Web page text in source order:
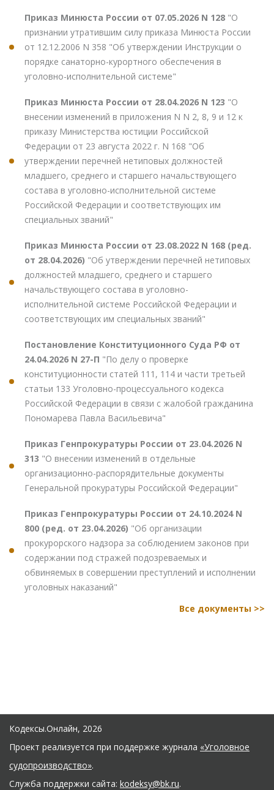
Приказ Минюста России от 07.05.2026 N 128 "О
признании утратившим силу приказа Минюста России
от 12.12.2006 N 358 "Об утверждении Инструкции о
порядке санаторно-курортного обеспечения в
уголовно-исполнительной системе"
Приказ Минюста России от 28.04.2026 N 123 "О
внесении изменений в приложения N N 2, 8, 9 и 12 к
приказу Министерства юстиции Российской
Федерации от 23 августа 2022 г. N 168 "Об
утверждении перечней нетиповых должностей
младшего, среднего и старшего начальствующего
состава в уголовно-исполнительной системе
Российской Федерации и соответствующих им
специальных званий"
Приказ Минюста России от 23.08.2022 N 168 (ред.
от 28.04.2026) "Об утверждении перечней нетиповых
должностей младшего, среднего и старшего
начальствующего состава в уголовно-
исполнительной системе Российской Федерации и
соответствующих им специальных званий"
Постановление Конституционного Суда РФ от
24.04.2026 N 27-П "По делу о проверке
конституционности статей 111, 114 и части третьей
статьи 133 Уголовно-процессуального кодекса
Российской Федерации в связи с жалобой гражданина
Пономарева Павла Васильевича"
Приказ Генпрокуратуры России от 23.04.2026 N
313 "О внесении изменений в отдельные
организационно-распорядительные документы
Генеральной прокуратуры Российской Федерации"
Приказ Генпрокуратуры России от 24.10.2024 N
800 (ред. от 23.04.2026) "Об организации
прокурорского надзора за соблюдением законов при
содержании под стражей подозреваемых и
обвиняемых в совершении преступлений и исполнении
уголовных наказаний"
Все документы >>
Кодексы.Онлайн, 2026
Проект реализуется при поддержке журнала «Уголовное
судопроизводство».
Служба поддержки сайта: kodeksy@bk.ru.